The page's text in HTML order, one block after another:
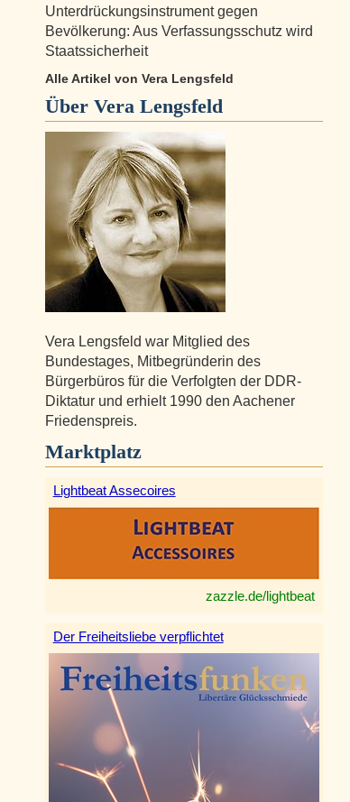
Unterdrückungsinstrument gegen
Bevölkerung: Aus Verfassungsschutz wird
Staatssicherheit
Alle Artikel von Vera Lengsfeld
Über Vera Lengsfeld
Vera Lengsfeld war Mitglied des
Bundestages, Mitbegründerin des
Bürgerbüros für die Verfolgten der DDR-
Diktatur und erhielt 1990 den Aachener
Friedenspreis.
Marktplatz
Lightbeat Assecoires
zazzle.de/lightbeat
Der Freiheitsliebe verpflichtet